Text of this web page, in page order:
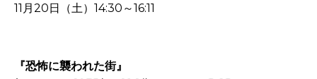
11月20日（土）14:30～16:11
『恐怖に襲われた街』